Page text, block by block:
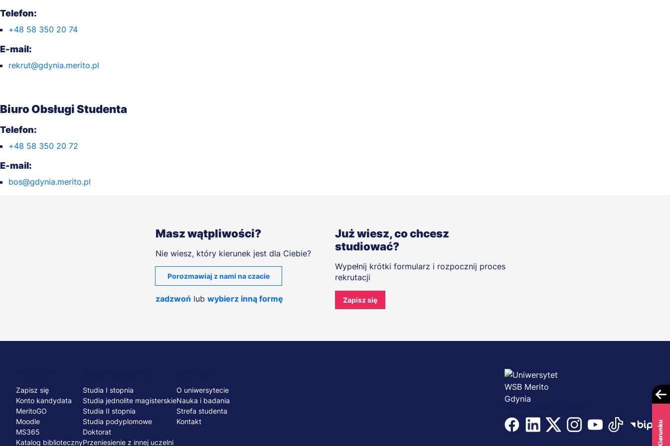
Telefon:
+48 58 350 20 74
E-mail:
rekrut@gdynia.merito.pl
Biuro Obsługi Studenta
Telefon:
+48 58 350 20 72
E-mail:
bos@gdynia.merito.pl
Masz wątpliwości?
Nie wiesz, który kierunek jest dla Ciebie?
Porozmawiaj z nami na czacie
zadzwoń lub wybierz inną formę
Już wiesz, co chcesz
studiować?
Wypełnij krótki formularz i rozpocznij proces
rekrutacji
Zapisz się
Menu
stopka
Zapisz się
Konto kandydata
MeritoGO
Moodle
MS365
Katalog biblioteczny
Studia I stopnia
Studia jednolite magisterskie
Studia II stopnia
Studia podyplomowe
Doktorat
Przeniesienie z innej uczelni
O uniwersytecie
Nauka i badania
Strefa studenta
Kontakt
Dołącz i bądź na bieżąco